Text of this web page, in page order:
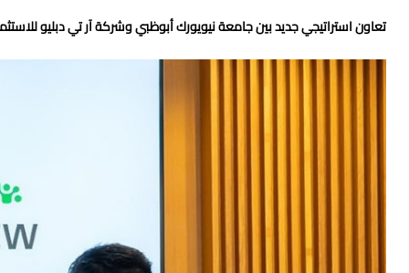
Breadcrumbs
تعاون استراتيجي جديد بين جامعة نيويورك أبوظبي وشركة آر تي دبليو